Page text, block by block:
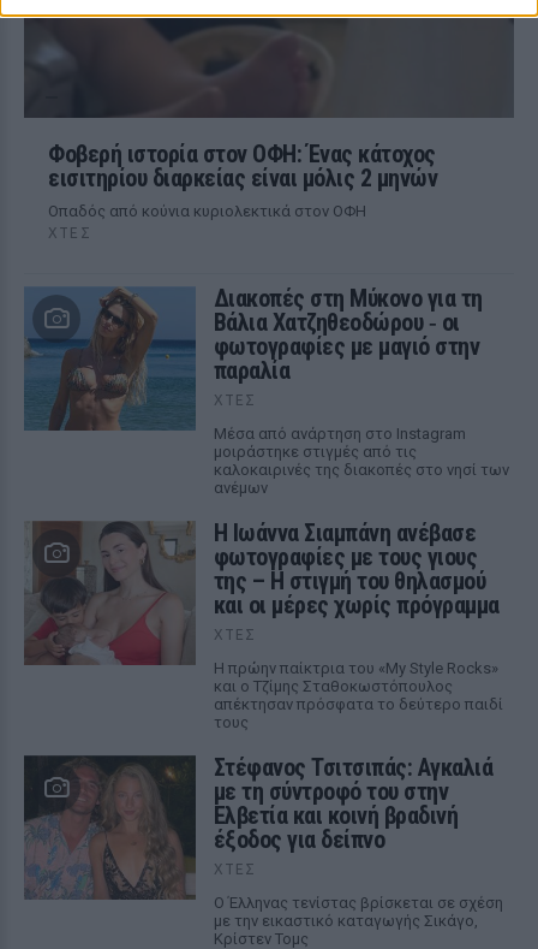
Φοβερή ιστορία στον ΟΦΗ: Ένας κάτοχος
εισιτηρίου διαρκείας είναι μόλις 2 μηνών
Οπαδός από κούνια κυριολεκτικά στον ΟΦΗ
ΧΤΕΣ
Διακοπές στη Μύκονο για τη
Βάλια Χατζηθεοδώρου ‑ οι
φωτογραφίες με μαγιό στην
παραλία
ΧΤΕΣ
Μέσα από ανάρτηση στο Instagram
μοιράστηκε στιγμές από τις
καλοκαιρινές της διακοπές στο νησί των
ανέμων
H Ιωάννα Σιαμπάνη ανέβασε
φωτογραφίες με τους γιους
της – Η στιγμή του θηλασμού
και οι μέρες χωρίς πρόγραμμα
ΧΤΕΣ
Η πρώην παίκτρια του «My Style Rocks»
και ο Τζίμης Σταθοκωστόπουλος
απέκτησαν πρόσφατα το δεύτερο παιδί
τους
Στέφανος Τσιτσιπάς: Αγκαλιά
με τη σύντροφό του στην
Ελβετία και κοινή βραδινή
έξοδος για δείπνο
ΧΤΕΣ
Ο Έλληνας τενίστας βρίσκεται σε σχέση
με την εικαστικό καταγωγής Σικάγο,
Κρίστεν Τομς